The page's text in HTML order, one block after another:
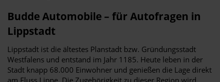
Budde Automobile – für Autofragen in
Lippstadt
Lippstadt ist die ältestes Planstadt bzw. Gründungsstadt
Westfalens und entstand im Jahr 1185. Heute leben in der
Stadt knapp 68.000 Einwohner und genießen die Lage direkt
am Fluss Lippe. Die Zugehörigkeit zu dieser Region wird